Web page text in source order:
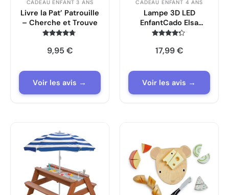
CADEAU ENFANT 3 ANS
Livre la Pat’ Patrouille
– Cherche et Trouve
4.6
sur 5
9,95 €
Voir les avis →
CADEAU ENFANT 4 ANS
Lampe 3D LED
EnfantCado Elsa
Princesse Veilleuse 16
4.1
sur 5
17,99€
Voir les avis →